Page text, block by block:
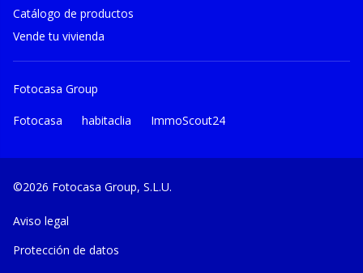
Catálogo de productos
Vende tu vivienda
Fotocasa Group
Fotocasa habitaclia ImmoScout24
©2026 Fotocasa Group, S.L.U.
Aviso legal
Protección de datos